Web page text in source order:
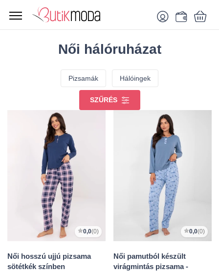
Női hálóruházat
Pizsamák Hálóingek
SZŰRÉS
0,0(0)
Női hosszú ujjú pizsama
sötétkék színben
0,0(0)
Női pamutból készült
virágmintás pizsama -